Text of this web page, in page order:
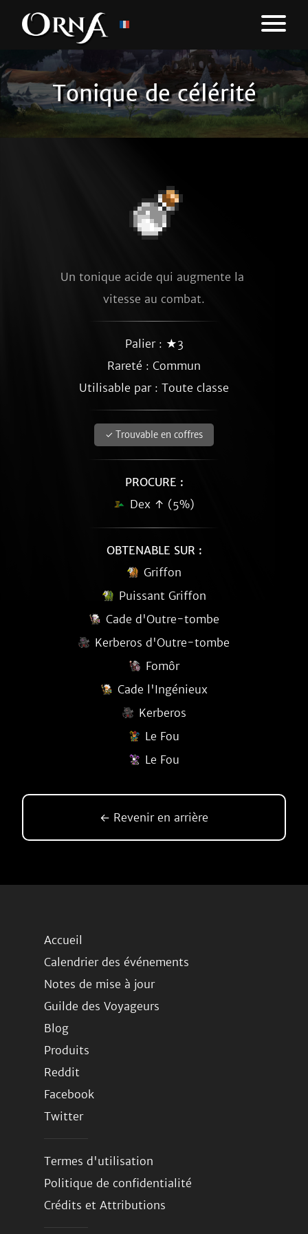
Tonique de célérité
Un tonique acide qui augmente la
vitesse au combat.
Palier : ★3
Rareté : Commun
Utilisable par : Toute classe
✓ Trouvable en coffres
PROCURE :
Dex ↑ (5%)
OBTENABLE SUR :
Griffon
Puissant Griffon
Cade d'Outre-tombe
Kerberos d'Outre-tombe
Fomôr
Cade l'Ingénieux
Kerberos
Le Fou
Le Fou
← Revenir en arrière
Accueil
Calendrier des événements
Notes de mise à jour
Guilde des Voyageurs
Blog
Produits
Reddit
Facebook
Twitter
Termes d'utilisation
Politique de confidentialité
Crédits et Attributions